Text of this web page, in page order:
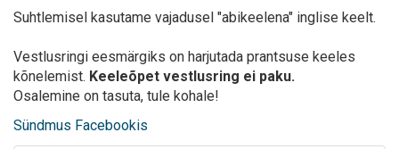
Suhtlemisel kasutame vajadusel "abikeelena" inglise keelt.
Vestlusringi eesmärgiks on harjutada prantsuse keeles
kõnelemist. Keeleõpet vestlusring ei paku.
Osalemine on tasuta, tule kohale!
Sündmus Facebookis